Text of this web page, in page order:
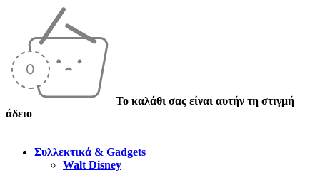
Το καλάθι σας είναι αυτήν τη στιγμή
άδειο
Συλλεκτικά & Gadgets
Walt Disney